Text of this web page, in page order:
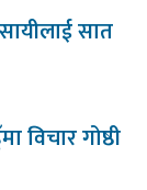
सात
गोष्ठी